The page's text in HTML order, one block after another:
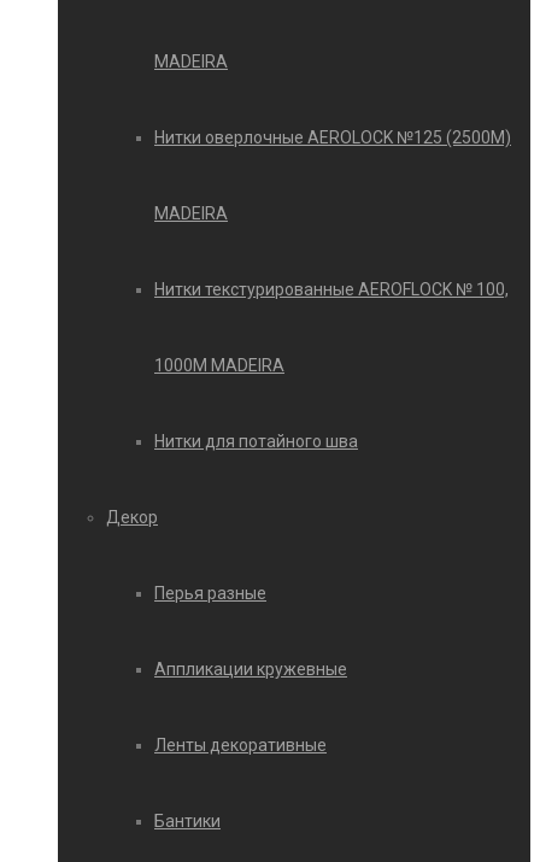
MADEIRA
Нитки оверлочные AEROLOCK №125 (2500М)
MADEIRA
Нитки текстурированные AEROFLOCK № 100,
1000М MADEIRA
Нитки для потайного шва
Декор
Перья разные
Аппликации кружевные
Ленты декоративные
Бантики